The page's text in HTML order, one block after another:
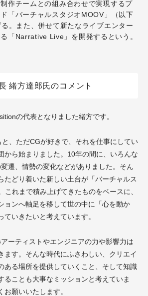
作チームとの組み合わせで実現するプ
「バーチャルスタジオMOOV」（以下
。また、併せて新たなライブエンター
「Narrative Live」を開発するという。
緒方達郎氏のコメント
の代表となりました緒方です。
、ただCGが好きで、それを仕事にしてい
から始まりました。10年の間に、いろんな
遷、情勢の変化などがありました。そん
たどり着いた新しい土台が「バーチャルス
これまで積み上げてきたものをベースに、
ョンへ軸足を移して世の中に「心を動か
いきたいと考えています。
ーティストやエンジニアの力や影響力は
ます。そんな時代にふさわしい、クリエイ
ある場所を提供していくこと、そして知識
ることも大事なミッションと考えていま
願いいたします。